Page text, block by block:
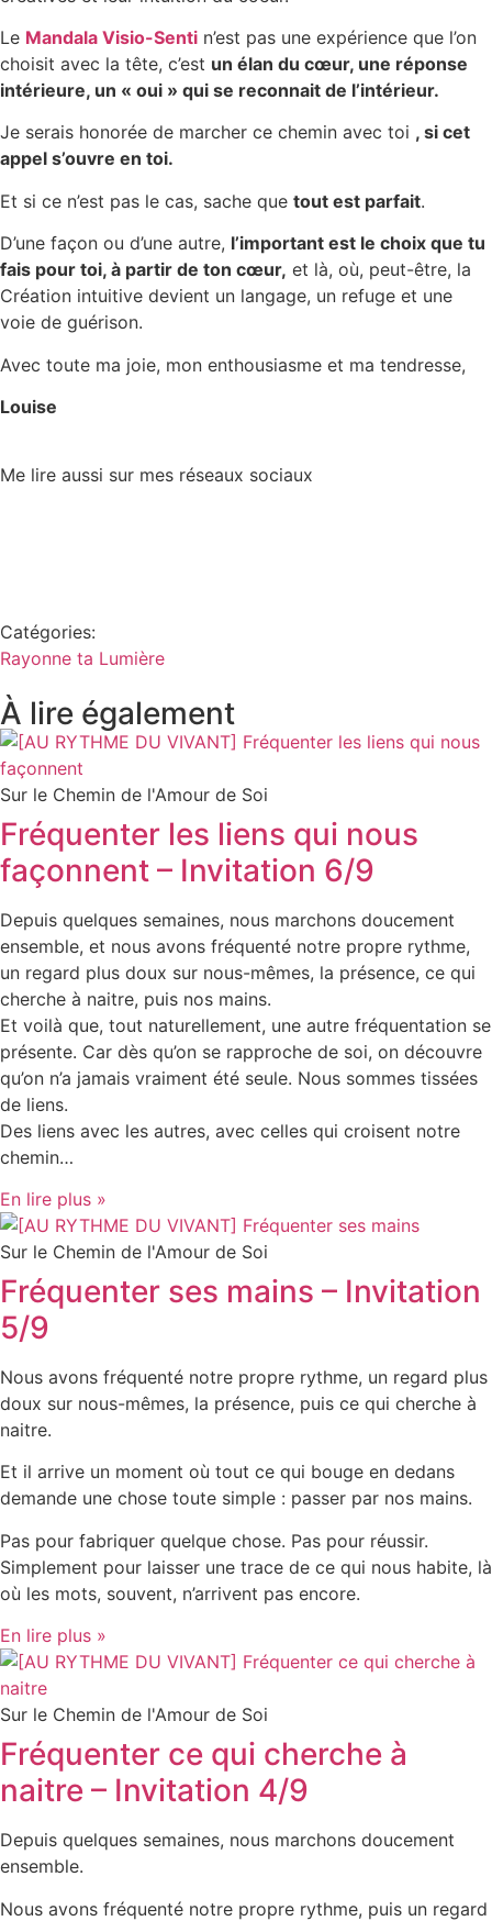
Le Mandala Visio-Senti n’est pas une expérience que l’on
choisit avec la tête, c’est un élan du cœur, une réponse
intérieure, un « oui » qui se reconnait de l’intérieur.
Je serais honorée de marcher ce chemin avec toi , si cet
appel s’ouvre en toi.
Et si ce n’est pas le cas, sache que tout est parfait.
D’une façon ou d’une autre, l’important est le choix que tu
fais pour toi, à partir de ton cœur, et là, où, peut-être, la
Création intuitive devient un langage, un refuge et une
voie de guérison.
Avec toute ma joie, mon enthousiasme et ma tendresse,
Louise
Me lire aussi sur mes réseaux sociaux
Catégories:
Rayonne ta Lumière
À lire également
Sur le Chemin de l'Amour de Soi
Fréquenter les liens qui nous
façonnent – Invitation 6/9
Depuis quelques semaines, nous marchons doucement
ensemble, et nous avons fréquenté notre propre rythme,
un regard plus doux sur nous-mêmes, la présence, ce qui
cherche à naitre, puis nos mains.
Et voilà que, tout naturellement, une autre fréquentation se
présente. Car dès qu’on se rapproche de soi, on découvre
qu’on n’a jamais vraiment été seule. Nous sommes tissées
de liens.
Des liens avec les autres, avec celles qui croisent notre
chemin…
En lire plus »
Sur le Chemin de l'Amour de Soi
Fréquenter ses mains – Invitation
5/9
Nous avons fréquenté notre propre rythme, un regard plus
doux sur nous-mêmes, la présence, puis ce qui cherche à
naitre.
Et il arrive un moment où tout ce qui bouge en dedans
demande une chose toute simple : passer par nos mains.
Pas pour fabriquer quelque chose. Pas pour réussir.
Simplement pour laisser une trace de ce qui nous habite, là
où les mots, souvent, n’arrivent pas encore.
En lire plus »
Sur le Chemin de l'Amour de Soi
Fréquenter ce qui cherche à
naitre – Invitation 4/9
Depuis quelques semaines, nous marchons doucement
ensemble.
Nous avons fréquenté notre propre rythme, puis un regard